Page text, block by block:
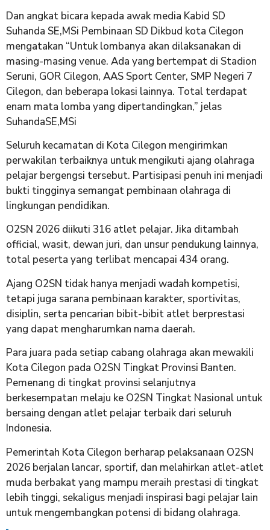
Dan angkat bicara kepada awak media Kabid SD
Suhanda SE,MSi Pembinaan SD Dikbud kota Cilegon
mengatakan “Untuk lombanya akan dilaksanakan di
masing-masing venue. Ada yang bertempat di Stadion
Seruni, GOR Cilegon, AAS Sport Center, SMP Negeri 7
Cilegon, dan beberapa lokasi lainnya. Total terdapat
enam mata lomba yang dipertandingkan,” jelas
SuhandaSE,MSi
Seluruh kecamatan di Kota Cilegon mengirimkan
perwakilan terbaiknya untuk mengikuti ajang olahraga
pelajar bergengsi tersebut. Partisipasi penuh ini menjadi
bukti tingginya semangat pembinaan olahraga di
lingkungan pendidikan.
O2SN 2026 diikuti 316 atlet pelajar. Jika ditambah
official, wasit, dewan juri, dan unsur pendukung lainnya,
total peserta yang terlibat mencapai 434 orang.
Ajang O2SN tidak hanya menjadi wadah kompetisi,
tetapi juga sarana pembinaan karakter, sportivitas,
disiplin, serta pencarian bibit-bibit atlet berprestasi
yang dapat mengharumkan nama daerah.
Para juara pada setiap cabang olahraga akan mewakili
Kota Cilegon pada O2SN Tingkat Provinsi Banten.
Pemenang di tingkat provinsi selanjutnya
berkesempatan melaju ke O2SN Tingkat Nasional untuk
bersaing dengan atlet pelajar terbaik dari seluruh
Indonesia.
Pemerintah Kota Cilegon berharap pelaksanaan O2SN
2026 berjalan lancar, sportif, dan melahirkan atlet-atlet
muda berbakat yang mampu meraih prestasi di tingkat
lebih tinggi, sekaligus menjadi inspirasi bagi pelajar lain
untuk mengembangkan potensi di bidang olahraga.